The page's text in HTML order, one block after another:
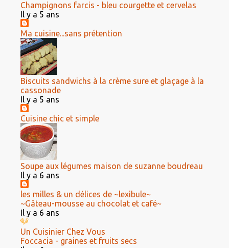
Champignons farcis - bleu courgette et cervelas
Il y a 5 ans
Ma cuisine...sans prétention
Biscuits sandwichs à la crème sure et glaçage à la
cassonade
Il y a 5 ans
Cuisine chic et simple
Soupe aux légumes maison de suzanne boudreau
Il y a 6 ans
les milles & un délices de ~lexibule~
~Gâteau-mousse au chocolat et café~
Il y a 6 ans
Un Cuisinier Chez Vous
Foccacia - graines et fruits secs